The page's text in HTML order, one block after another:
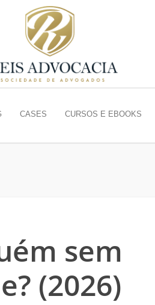
CASES CURSOS E EBOOKS
sem
(2026)